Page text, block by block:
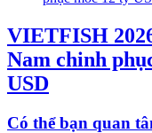
VIETFISH
Nam chinh
USD
Có thể bạn quan